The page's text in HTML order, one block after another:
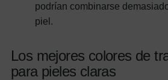
podrían combinarse
piel.
Los mejores colores de
para pieles claras